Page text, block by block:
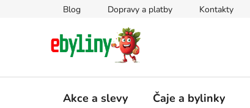
Blog Dopravy a platby Kontakty
Akce a slevy Čaje a bylinky